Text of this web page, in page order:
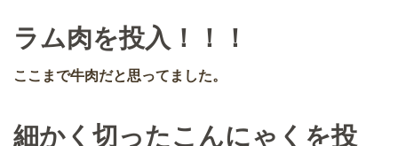
ラム肉を投入！！！
ここまで牛肉だと思ってました。
細かく切ったこんにゃくを投